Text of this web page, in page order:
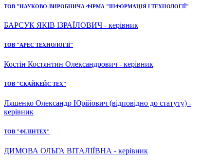
ТОВ "НАУКОВО-ВИРОБНИЧА ФІРМА "ІНФОРМАЦІЯ І ТЕХНОЛОГІЇ"
БАРСУК ЯКІВ ІЗРАЇЛОВИЧ - керівник
ТОВ "АРЕС ТЕХНОЛОГІЇ"
Костін Костянтин Олександрович - керівник
ТОВ "СКАЙКЕЙС ТЕХ"
Ляшенко Олександр Юрійович (відповідно до статуту) -
керівник
ТОВ "ФІЛІНТЕХ"
ДИМОВА ОЛЬГА ВІТАЛІЇВНА - керівник